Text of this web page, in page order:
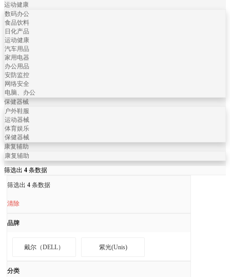
运动健康
数码办公
食品饮料
日化产品
运动健康
汽车用品
家用电器
办公用品
安防监控
网络安全
电脑、办公
保健器械
户外鞋服
运动器械
体育娱乐
保健器械
康复辅助
康复辅助
筛选出 4 条数据
筛选出 4 条数据
清除
品牌
戴尔（DELL） 紫光(Unis)
分类